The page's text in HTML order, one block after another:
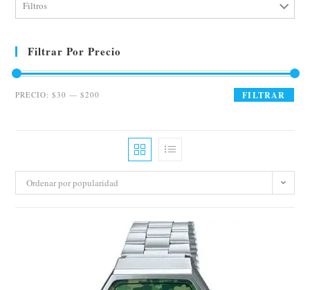
Filtros
Filtrar Por Precio
FILTRAR
PRECIO:$30 —$200
Ordenar por popularidad